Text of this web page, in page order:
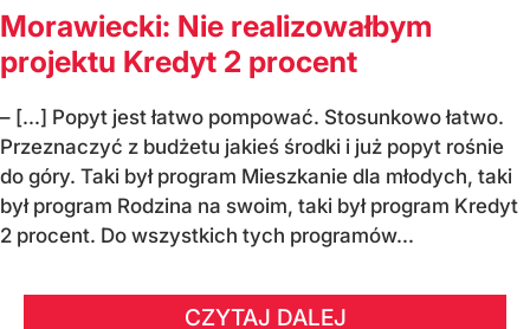
Morawiecki: Nie realizowałbym
projektu Kredyt 2 procent
– [...] Popyt jest łatwo pompować. Stosunkowo łatwo.
Przeznaczyć z budżetu jakieś środki i już popyt rośnie
do góry. Taki był program Mieszkanie dla młodych, taki
był program Rodzina na swoim, taki był program Kredyt
2 procent. Do wszystkich tych programów...
CZYTAJ DALEJ